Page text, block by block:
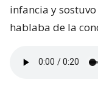
infancia y
hablaba de la